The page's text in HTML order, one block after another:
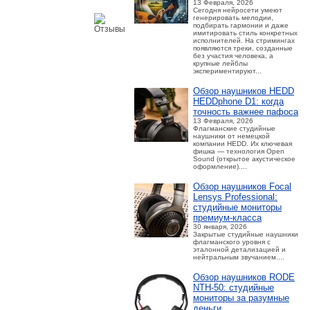
13 Февраля, 2026
Сегодня нейросети умеют
генерировать мелодии,
подбирать гармонии и даже
имитировать стиль конкретных
исполнителей. На стримингах
появляются треки, созданные
без участия человека, а
крупные лейблы
экспериментируют...
Обзор наушников HEDD
HEDDphone D1: когда
точность важнее пафоса
13 Февраля, 2026
Флагманские студийные
наушники от немецкой
компании HEDD. Их ключевая
фишка — технология Open
Sound (открытое акустическое
оформление)....
Обзор наушников Focal
Lensys Professional:
студийные мониторы
премиум‑класса
30 января, 2026
Закрытые студийные наушники
флагманского уровня с
эталонной детализацией и
нейтральным звучанием....
Обзор наушников RODE
NTH-50: студийные
мониторы за разумные